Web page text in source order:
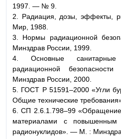
1997. — № 9.
2. Радиация, дозы, эффекты,
Мир, 1988.
3. Нормы радиационной
Минздрав России, 1999.
4. Основные санитарные
радиационной
Минздрав России, 2000.
5. ГОСТ Р 51591–2000 «Угли
Общие технические
6. СП 2.6.1.798–99
материалами с повышенным
радионуклидов». — М. :